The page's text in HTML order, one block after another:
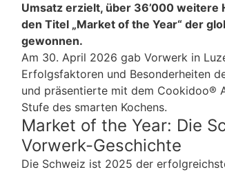
Umsatz erzielt, über 36’000 weitere
den Titel „Market of the Year“ der
gewonnen.
Am 30. April 2026 gab Vorwerk in
Erfolgsfaktoren und Besonderheiten
und präsentierte mit dem Cookidoo®
Stufe des smarten Kochens.
Market of the Year: Die
Vorwerk-Geschichte
Die Schweiz ist 2025 der